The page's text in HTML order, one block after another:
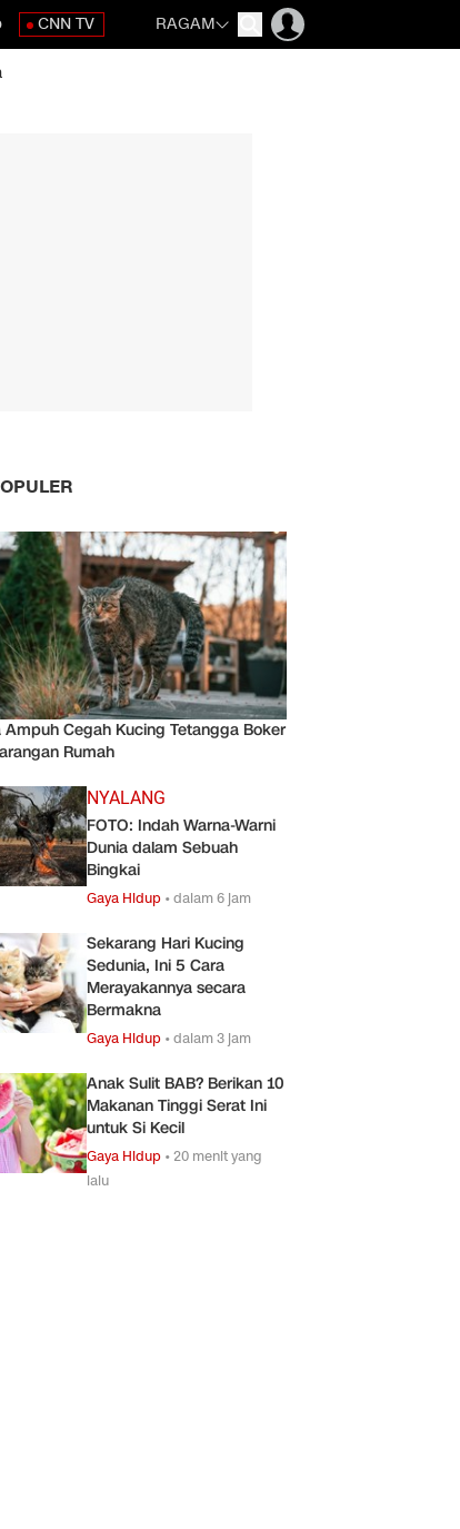
CNN TV RAGAM
Ampuh Cegah Kucing Tetangga Boker
Rumah
NYALANG
FOTO: Indah Warna-Warni
Dunia dalam Sebuah
Bingkai
Gaya Hidup •dalam 6 jam
Sekarang Hari Kucing
Sedunia, Ini 5 Cara
Merayakannya secara
Bermakna
Gaya Hidup •dalam 3 jam
Anak Sulit BAB? Berikan 10
Makanan Tinggi Serat Ini
untuk Si Kecil
Gaya Hidup •20 menit yang
lalu